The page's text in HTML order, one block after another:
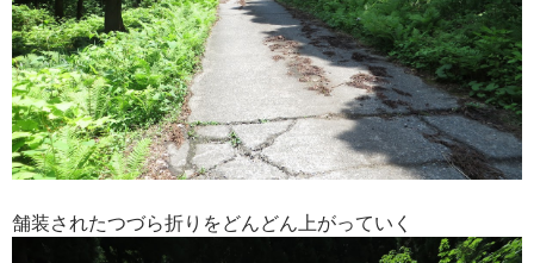
舗装されたつづら折りをどんどん上がっていく